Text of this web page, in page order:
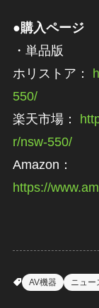
●購入ページ
・単品版
ホリストア：
550/
楽天市場：
r/nsw-550/
Amazon：
https://
AV機器 ニュー